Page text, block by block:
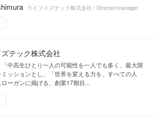
ライフイズテック株式会社 / Director/manager
テック株式会社
中高生ひとり一人の可能性を一人でも多く、最大限
ッションとし、「世界を変える力を、すべての人
ーガンに掲げる、創業17期目...